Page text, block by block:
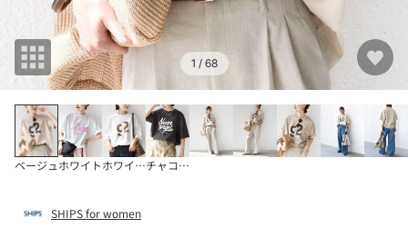
1 / 68
ベージュ ホワイトホワイト系チャコールグレー
SHIPS for women